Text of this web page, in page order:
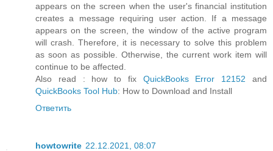
appears on the screen when the user's financial institution
creates a message requiring user action. If a message
appears on the screen, the window of the active program
will crash. Therefore, it is necessary to solve this problem
as soon as possible. Otherwise, the current work item will
continue to be affected.
Also read : how to fix QuickBooks Error 12152 and
QuickBooks Tool Hub: How to Download and Install
Ответить
howtowrite 22.12.2021, 08:07